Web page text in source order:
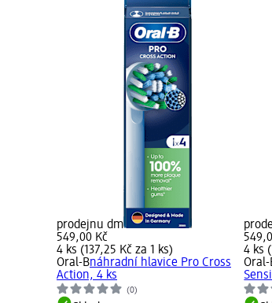
prodejnu dm
549,00 Kč
4 ks (137,25 Kč za 1 ks)
Oral-Bnáhradní hlavice Pro Cross
Action, 4 ks
(0)
4 ks
Oral-